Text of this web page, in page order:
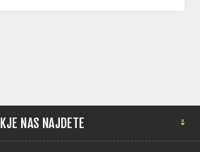
KJE NAS NAJDETE